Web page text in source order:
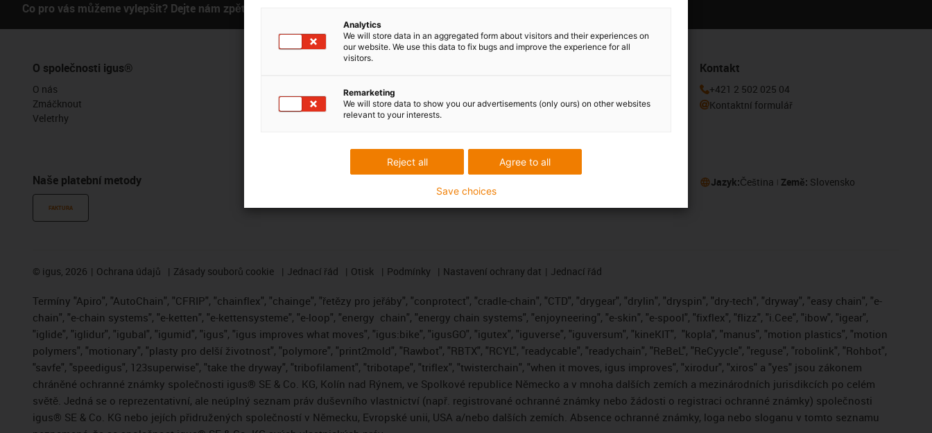
Co pro vás můžeme vylepšit? Dejte nám zpětnou vazbu.
O společnosti igus®
O nás
Zmáčknout
Veletrhy
Naše platební metody
FAKTURA
Online nástroje
newsletteru igus® zde.
Kontakt
+421 2 502 025 04
Kontaktní formulář
Jazyk:Čeština Země: Slovensko
© igus, 2026 Ochrana údajů Zásady souborů cookie Jednací řád Otisk Podmínky Nastavení ochrany dat Jednací řád
Termíny "Apiro", "AutoChain", "CFRIP", "chainflex", "chainge", "řetězy pro jeřáby", "conprotect", "cradle-chain", "CTD", "drygear", "drylin", "dryspin", "dry-tech", "dryway", "easy chain", "e-
chain", "e-chain systems", "e-ketten", "e-kettensysteme", "e-loop", "energy chain", "energy chain systems", "enjoyneering", "e-skin", "e-spool", "fixflex", "flizz", "i.Cee", "ibow", "igear",
"iglide", "iglidur", "igubal", "igumid", "igus", "igus improves what moves", "igus:bike", "igusGO", "igutex", "iguverse", "iguversum", "kineKIT", "kopla", "manus", "motion plastics", "motion
polymers", "motionary", "plasty pro delší životnost", "polymore", "print2mold", "Rawbot", "RBTX", "RCYL", "readycable", "readychain", "ReBeL", "ReCyycle", "reguse", "robolink", "Rohbot",
"savfe", "speedigus", 123superwise", "take the dryway", "tribofilament", "tribotape", "triflex", "twisterchain", "when it moves, igus improves", "xirodur", "xiros" a "yes" jsou zákonem
chráněné ochranné známky společnosti igus® SE & Co. KG, Kolín nad Rýnem, ve Spolkové republice Německo a v mnoha dalších zemích a mezinárodních jurisdikcích po celém
světě. Jedná se o reprezentativní, ale neúplný seznam práv duševního vlastnictví (např. registrované ochranné známky nebo žádosti o registraci ochranné známky) společnosti
igus® SE & Co. KG nebo jejích přidružených společností v Německu, Evropské unii, USA a/nebo dalších zemích. Absence ochranné známky, loga nebo sloganu v tomto seznamu
Analytics
We will store data in an aggregated form about visitors and their experiences on
our website. We use this data to fix bugs and improve the experience for all
visitors.
Remarketing
We will store data to show you our advertisements (only ours) on other websites
relevant to your interests.
Agree to all
Reject all
Save choices